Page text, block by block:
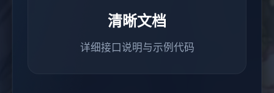
清晰文档
详细接口说明与示例代码